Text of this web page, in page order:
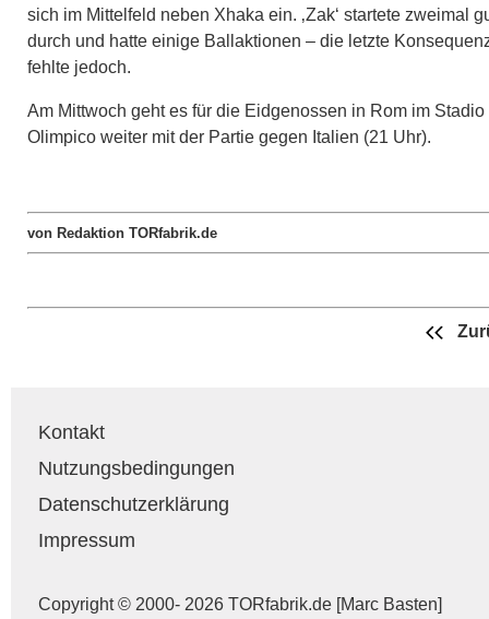
sich im Mittelfeld neben Xhaka ein. ‚Zak‘ startete zweimal
durch und hatte einige Ballaktionen – die letzte
fehlte jedoch.
Am Mittwoch geht es für die Eidgenossen in Rom im Stadio
Olimpico weiter mit der Partie gegen Italien (21 Uhr).
von Redaktion TORfabrik.de
Kontakt
Nutzungsbedingungen
Datenschutzerklärung
Impressum
Copyright © 2000- 2026 TORfabrik.de [Marc Basten]